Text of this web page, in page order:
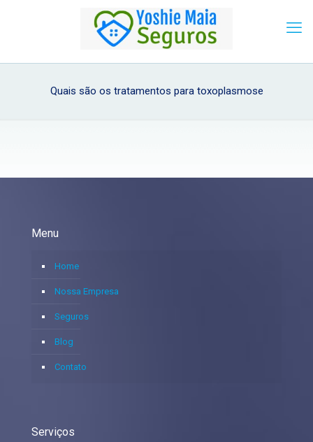
Quais são os tratamentos para toxoplasmose
Menu
Home
Nossa Empresa
Seguros
Blog
Contato
Serviços